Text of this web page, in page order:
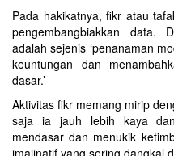
Pada hakikatnya, fikr atau
pengembangbiakkan data.
adalah sejenis ‘penanaman
keuntungan dan
dasar.’
Aktivitas fikr memang mirip
saja ia jauh lebih kaya
mendasar dan menukik
imajinatif yang sering dangkal